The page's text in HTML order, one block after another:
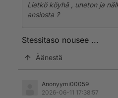
Lietkö köyhä , uneton ja
ansiosta ?
Stessitaso nousee ...
Äänestä
Anonyymi00059
2026-06-11 17:38:57